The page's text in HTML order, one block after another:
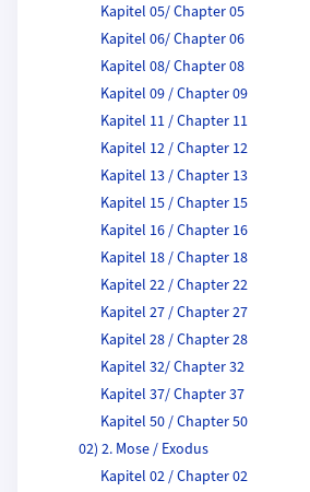
Kapitel 05/ Chapter 05
Kapitel 06/ Chapter 06
Kapitel 08/ Chapter 08
Kapitel 09 / Chapter 09
Kapitel 11 / Chapter 11
Kapitel 12 / Chapter 12
Kapitel 13 / Chapter 13
Kapitel 15 / Chapter 15
Kapitel 16 / Chapter 16
Kapitel 18 / Chapter 18
Kapitel 22 / Chapter 22
Kapitel 27 / Chapter 27
Kapitel 28 / Chapter 28
Kapitel 32/ Chapter 32
Kapitel 37/ Chapter 37
Kapitel 50 / Chapter 50
02) 2. Mose / Exodus
Kapitel 02 / Chapter 02